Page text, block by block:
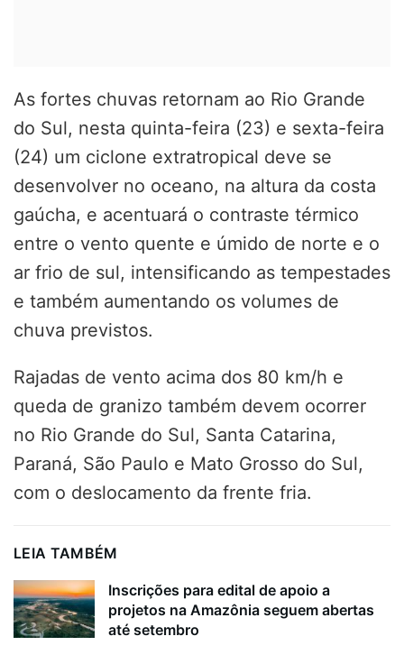
As fortes chuvas retornam ao Rio Grande
do Sul, nesta quinta-feira (23) e sexta-feira
(24) um ciclone extratropical deve se
desenvolver no oceano, na altura da costa
gaúcha, e acentuará o contraste térmico
entre o vento quente e úmido de norte e o
ar frio de sul, intensificando as tempestades
e também aumentando os volumes de
chuva previstos.
Rajadas de vento acima dos 80 km/h e
queda de granizo também devem ocorrer
no Rio Grande do Sul, Santa Catarina,
Paraná, São Paulo e Mato Grosso do Sul,
com o deslocamento da frente fria.
LEIA TAMBÉM
Inscrições para edital de apoio a
projetos na Amazônia seguem abertas
até setembro